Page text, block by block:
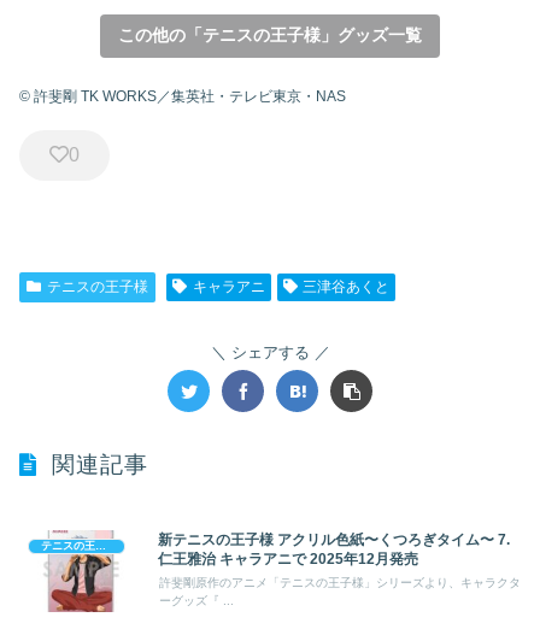
この他の「テニスの王子様」グッズ一覧
© 許斐剛 TK WORKS／集英社・テレビ東京・NAS
0
テニスの王子様 キャラアニ 三津谷あくと
シェアする
関連記事
テニスの王子様
新テニスの王子様 アクリル色紙〜くつろぎタイム〜 7.
仁王雅治 キャラアニで 2025年12月発売
許斐剛原作のアニメ「テニスの王子様」シリーズより、キャラクタ